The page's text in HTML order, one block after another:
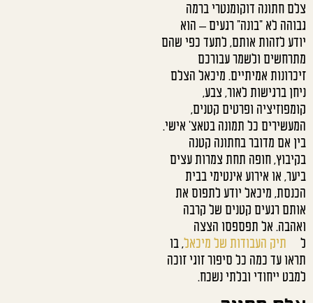
צלם חתונה דוקומנטרי ברמה
גבוהה לא "בונה" רגעים – הוא
יודע לזהות אותם, לתעד כפי שהם
מתרחשים ולשמר עבורכם
זיכרונות אמיתיים. מיכאל הצלם
ניחן ברגישות לאור, צבע,
קומפוזיציה ופרטים קטנים,
המעשירים כל תמונה בטאצ' אישי.
בין אם מדובר בחתונה קטנה
בקיבוץ, חופה תחת צמרות עצים
ביער, או אירוע אינטימי בבית
הכנסת, מיכאל יודע לתפוס את
אותם רגעים קטנים של קרבה
ואהבה. אל תפספסו הצצה
ל
תיק העבודות של מיכאל, בו
תראו עד כמה כל סיפור זוגי זוכה
למבט ייחודי ובלתי נשכח.